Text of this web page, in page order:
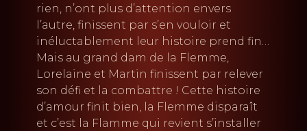
rien, n’ont plus d’attention envers
l’autre, finissent par s’en vouloir et
inéluctablement leur histoire prend fin…
Mais au grand dam de la Flemme,
Lorelaine et Martin finissent par relever
son défi et la combattre ! Cette histoire
d’amour finit bien, la Flemme disparaît
et c’est la Flamme qui revient s’installer